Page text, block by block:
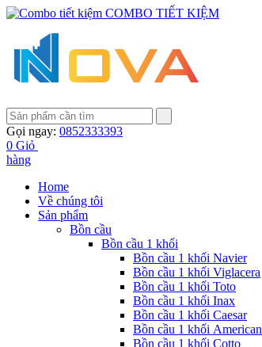
COMBO TIẾT KIỆM
Gọi ngay: 0852333393
0 Giỏ
hàng
Home
Về chúng tôi
Sản phẩm
Bồn cầu
Bồn cầu 1 khối
Bồn cầu 1 khối Navier
Bồn cầu 1 khối Viglacera
Bồn cầu 1 khối Toto
Bồn cầu 1 khối Inax
Bồn cầu 1 khối Caesar
Bồn cầu 1 khối American
Bồn cầu 1 khối Cotto